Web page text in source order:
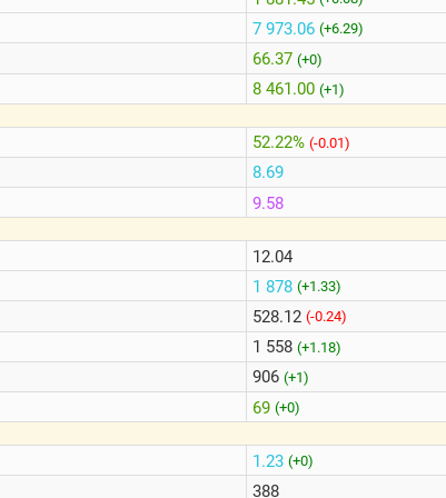
7 973.06 (+6.29)
66.37 (+0)
8 461.00 (+1)
52.22%(-0.01)
8.69
9.58
12.04
1 878(+1.33)
528.12(-0.24)
1 558(+1.18)
906(+1)
69(+0)
1.23(+0)
388